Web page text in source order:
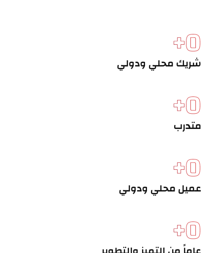
شريك محلي ودولي
0
+
متدرب
0
+
عميل محلي ودولي
0
+
0
+